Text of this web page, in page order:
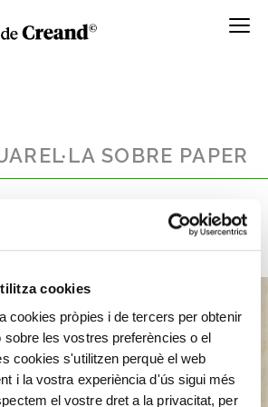
cookies
cookies pròpies i de tercers per obtenir
sobre les vostres preferències o el
cookies s'utilitzen perquè el web
i la vostra experiència d'ús sigui més
el vostre dret a la privacitat, per
SOBRE PAPER
TEATRE CACAUETS
LA INQUISICIÓN)